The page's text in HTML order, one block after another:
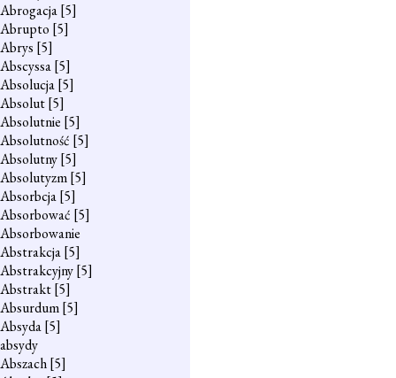
Abrogacja[5]
Abrupto [5]
Abrys [5]
Abscyssa[5]
Absolucja[5]
Absolut[5]
Absolutnie [5]
Absolutność [5]
Absolutny[5]
Absolutyzm[5]
Absorbcja[5]
Absorbować [5]
Absorbowanie
Abstrakcja[5]
Abstrakcyjny[5]
Abstrakt[5]
Absurdum[5]
Absyda[5]
absydy
Abszach[5]